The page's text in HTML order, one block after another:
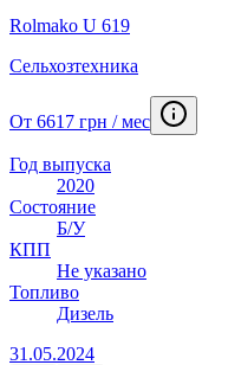
Rolmako U 619
Сельхозтехника
От 6617 грн / мес
Год выпуска
2020
Состояние
Б/У
КПП
Не указано
Топливо
Дизель
31.05.2024